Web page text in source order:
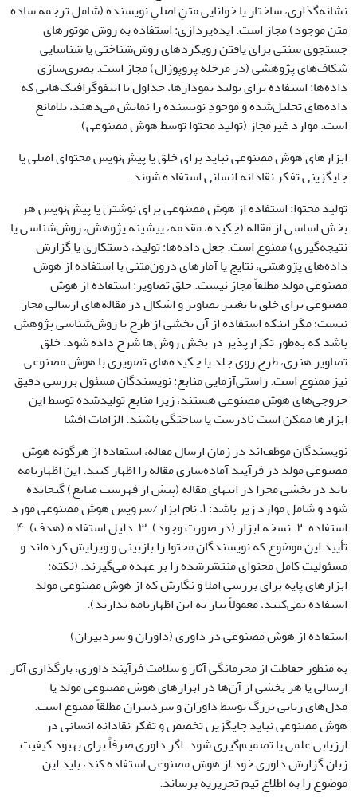
نشانه‌گذاری، ساختار یا خوانایی متنِ اصلیِ نویسنده (شامل ترجمه ساده
متن موجود) مجاز است. ایده‌پردازی: استفاده به روش موتورهای
جستجوی سنتی برای یافتن رویکردهای روش‌شناختی یا شناسایی
شکاف‌های پژوهشی (در مرحله پروپوزال) مجاز است. بصری‌سازی
داده‌ها: استفاده برای تولید نمودارها، جداول یا اینفوگرافیک‌هایی که
داده‌های تحلیل‌شده و موجودِ نویسنده را نمایش می‌دهند، بلامانع
است. موارد غیرمجاز (تولید محتوا توسط هوش مصنوعی)
ابزارهای هوش مصنوعی نباید برای خلق یا پیش‌نویس محتوای اصلی یا
جایگزینی تفکر نقادانه انسانی استفاده شوند.
تولید محتوا: استفاده از هوش مصنوعی برای نوشتن یا پیش‌نویس هر
بخش اساسی از مقاله (چکیده، مقدمه، پیشینه پژوهش، روش‌شناسی یا
نتیجه‌گیری) ممنوع است. جعل داده‌ها: تولید، دستکاری یا گزارش
داده‌های پژوهشی، نتایج یا آمارهای درون‌متنی با استفاده از هوش
مصنوعی مولد مطلقاً مجاز نیست. خلق تصاویر: استفاده از هوش
مصنوعی برای خلق یا تغییر تصاویر و اشکال در مقاله‌های ارسالی مجاز
نیست؛ مگر اینکه استفاده از آن بخشی از طرح یا روش‌شناسی پژوهش
باشد که به‌طور تکرارپذیر در بخش روش‌ها شرح داده شود. خلق
تصاویر هنری، طرح روی جلد یا چکیده‌های تصویری با هوش مصنوعی
نیز ممنوع است. راستی‌آزمایی منابع: نویسندگان مسئول بررسی دقیق
خروجی‌های هوش مصنوعی هستند، زیرا منابع تولیدشده توسط این
ابزارها ممکن است نادرست یا ساختگی باشند. الزامات افشا
نویسندگان موظف‌اند در زمان ارسال مقاله، استفاده از هرگونه هوش
مصنوعی مولد در فرآیند آماده‌سازی مقاله را اظهار کنند. این اظهارنامه
باید در بخشی مجزا در انتهای مقاله (پیش از فهرست منابع) گنجانده
شود و شامل موارد زیر باشد: ۱. نام ابزار/سرویس هوش مصنوعی مورد
استفاده. ۲. نسخه ابزار (در صورت وجود). ۳. دلیل استفاده (هدف). ۴.
تأیید این موضوع که نویسندگان محتوا را بازبینی و ویرایش کرده‌اند و
مسئولیت کامل محتوای منتشرشده را بر عهده می‌گیرند. (نکته:
ابزارهای پایه برای بررسی املا و نگارش که از هوش مصنوعی مولد
استفاده نمی‌کنند، معمولاً نیاز به این اظهارنامه ندارند).
استفاده از هوش مصنوعی در داوری (داوران و سردبیران)
به منظور حفاظت از محرمانگی آثار و سلامت فرآیند داوری، بارگذاری آثار
ارسالی یا هر بخشی از آن‌ها در ابزارهای هوش مصنوعی مولد یا
مدل‌های زبانی بزرگ توسط داوران و سردبیران مطلقاً ممنوع است.
هوش مصنوعی نباید جایگزین تخصص و تفکر نقادانه انسانی در
ارزیابی علمی یا تصمیم‌گیری شود. اگر داوری صرفاً برای بهبود کیفیت
زبان گزارش داوری خود از هوش مصنوعی استفاده کند، باید این
موضوع را به اطلاع تیم تحریریه برساند.